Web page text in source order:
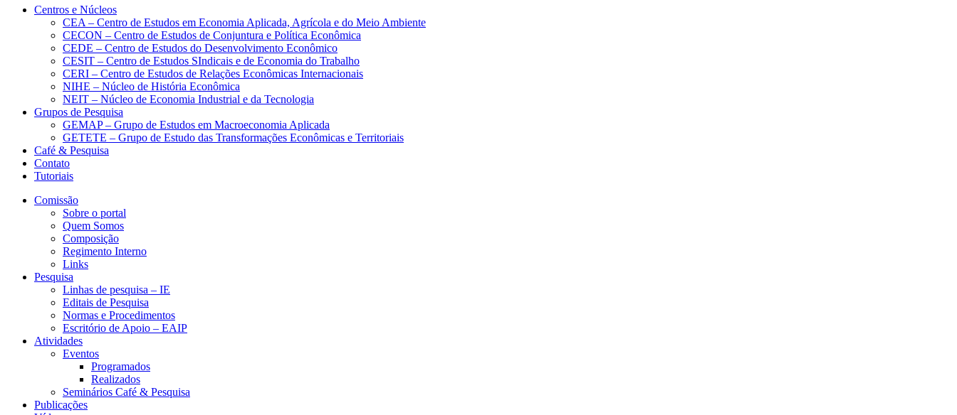
Centros e Núcleos
CEA – Centro de Estudos em Economia Aplicada, Agrícola e do Meio Ambiente
CECON – Centro de Estudos de Conjuntura e Política Econômica
CEDE – Centro de Estudos do Desenvolvimento Econômico
CESIT – Centro de Estudos SIndicais e de Economia do Trabalho
CERI – Centro de Estudos de Relações Econômicas Internacionais
NIHE – Núcleo de História Econômica
NEIT – Núcleo de Economia Industrial e da Tecnologia
Grupos de Pesquisa
GEMAP – Grupo de Estudos em Macroeconomia Aplicada
GETETE – Grupo de Estudo das Transformações Econômicas e Territoriais
Café & Pesquisa
Contato
Tutoriais
Comissão
Sobre o portal
Quem Somos
Composição
Regimento Interno
Links
Pesquisa
Linhas de pesquisa – IE
Editais de Pesquisa
Normas e Procedimentos
Escritório de Apoio – EAIP
Atividades
Eventos
Programados
Realizados
Seminários Café & Pesquisa
Publicações